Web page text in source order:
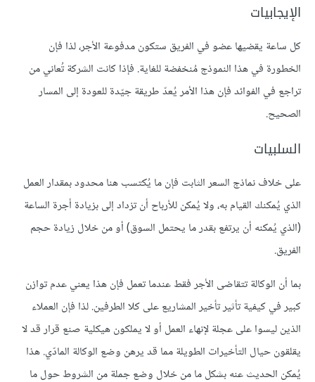
الإيجابيات
كل ساعة يقضيها عضو في الفريق ستكون مدفوعة الأجر، لذا فإن
الخطورة في هذا النموذج مُنخفضة للغاية. فإذا كانت الشركة تُعاني من
تراجع في الفوائد فإن هذا الأمر يُعدّ طريقة جيّدة للعودة إلى المسار
الصحيح.
السلبيات
على خلاف نماذج السعر الثابت فإن ما يُكتسب هنا محدود بمقدار العمل
الذي يُمكنك القيام به، ولا يُمكن للأرباح أن تزداد إلى بزيادة أجرة الساعة
(الذي يُمكنه أن يرتفع بقدر ما يحتمل السوق) أو من خلال زيادة حجم
الفريق.
بما أن الوكالة تتقاضى الأجر فقط عندما تعمل فإن هذا يعني عدم توازن
كبير في كيفية تأثير تأخير المشاريع على كلا الطرفين. لذا فإن العملاء
الذين ليسوا على عجلة لإنهاء العمل أو لا يملكون هيكلية صنع قرار قد لا
يقلقون حيال التأخيرات الطويلة مما قد يرهن وضع الوكالة المادّي. هذا
يُمكن الحديث عنه بشكل ما من خلال وضع جملة من الشروط حول ما